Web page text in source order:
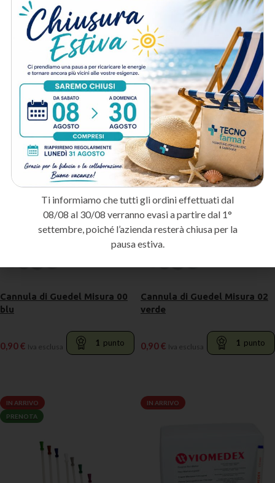
diuresi e il drenaggio urinario in pazienti critici.
Ambulatori urologici: Per procedure diagnostiche e terapeutiche
in ambito urologico.
Assistenza domiciliare e RSA
: Per la gestione del catetere
vescicale a lungo termine nei pazienti non autosufficienti.
Metodo di spedizione
Prodotti correlati
PRENOTA
Cannula di Guedel Misura 00
blu
0,90€ Iva esclusa 1 punto
IN ARRIVO
PRENOTA
Cannula di Guedel Misura 02
verde
0,90€ Iva esclusa 1 punto
IN ARRIVO
PRENOTA
IN ARRIVO
Ti informiamo che tutti gli ordini effettuati dal
08/08 al 30/08 verranno evasi a partire dal 1°
settembre, poiché l’azienda resterà chiusa per la
pausa estiva.